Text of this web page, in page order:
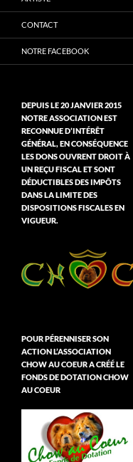
CONTACT
NOTRE FACEBOOK
DEPUIS LE 20 JANVIER 2015
NOTRE ASSOCIATION EST
RECONNUE D’INTÉRÊT
GÉNÉRAL, EN CONSÉQUENCE
LES DONS OUVRENT DROIT À
UN REÇU FISCAL ET SONT
DÉDUCTIBLES DES IMPÔTS
DANS LA LIMITE DES
DISPOSITIONS FISCALES EN
VIGUEUR.
POUR PÉRENNISER SON
ACTION L’ASSOCIATION
CHOW AU COEUR A CRÉÉ LE
FONDS DE DOTATION CHOW
AU COEUR